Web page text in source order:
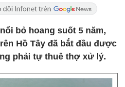
bỏ hoang suốt 5 năm,
Hồ Tây đã bắt đầu được
phải tự thuê thợ xử lý.